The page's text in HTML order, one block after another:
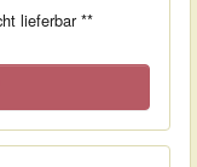
lieferbar **